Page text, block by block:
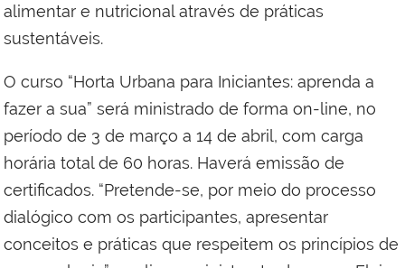
alimentar e nutricionalatravés de práticas
sustentáveis.
O curso “Horta Urbana para Iniciantes: aprenda a
fazer a sua” será ministrado de forma on-line, no
período de 3 de março a 14 de abril, com carga
horária total de 60 horas. Haverá emissão de
certificados. “Pretende-se, por meio do processo
dialógico com os participantes, apresentar
conceitos e práticas que respeitem os princípios de